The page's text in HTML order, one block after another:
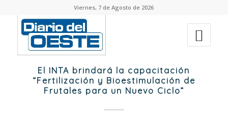
Viernes, 7 de Agosto de 2026
El INTA brindará la capacitación
“Fertilización y Bioestimulación de
Frutales para un Nuevo Ciclo”